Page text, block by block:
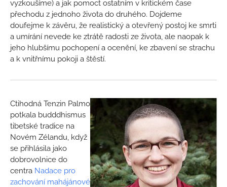
vyzkoušíme) a jak pomoct ostatním v kritickém čase
přechodu z jednoho života do druhého. Dojdeme
doufejme k závěru, že realistický a otevřený postoj ke smrti
a umírání nevede ke ztrátě radosti ze života, ale naopak k
jeho hlubšímu pochopení a ocenění, ke zbavení se strachu
a k vnitřnímu pokoji a štěstí.
Ctihodná Tenzin Palmo
potkala budddhismus
tibetské tradice na
Novém Zélandu, když
se přihlásila jako
dobrovolnice do
centra Nadace pro
zachování mahájánové